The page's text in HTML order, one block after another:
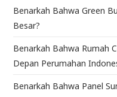
Benarkah Bahwa Green
Besar?
Benarkah Bahwa Rumah
Depan Perumahan
Benarkah Bahwa Panel